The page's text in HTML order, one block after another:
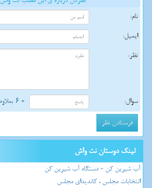
نام:
ایمیل:
نظر:
سوال: = ۶ بعلاوه ۴
لینک دوستان نت واش
آب شیرین کن - دستگاه آب شیرین کن
انتخابات مجلس ، کاندیدای مجلس